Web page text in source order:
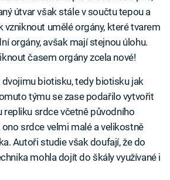
útvar však stále v součtu tepou a
vzniknout umělé orgány, které tvarem
orgány, avšak mají stejnou úlohu.
časem orgány zcela nové!
biotisku, tedy biotisku jak
týmu se zase podařilo vytvořit
repliku srdce včetně původního
srdce velmi malé a velikostně
Autoři studie však doufají, že do
mohla dojít do škály využívané i